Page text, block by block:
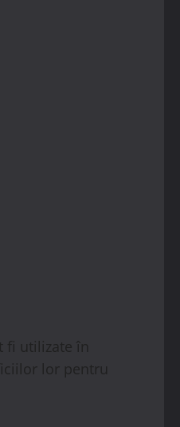
fi utilizate în
lor pentru